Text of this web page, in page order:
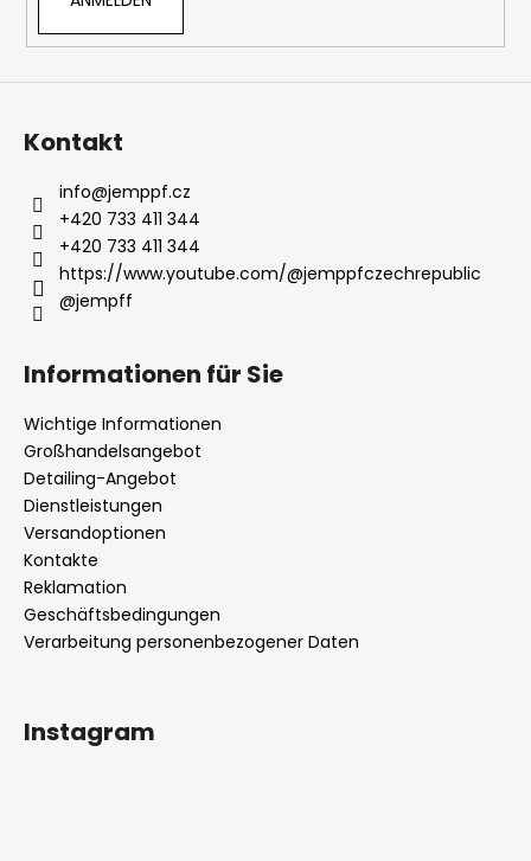
Kontakt
info@jemppf.cz
+420 733 411 344
+420 733 411 344
https://www.youtube.com/@jemppfczechrepublic
@jempff
Informationen für Sie
Wichtige Informationen
Großhandelsangebot
Detailing-Angebot
Dienstleistungen
Versandoptionen
Kontakte
Reklamation
Geschäftsbedingungen
Verarbeitung personenbezogener Daten
Instagram